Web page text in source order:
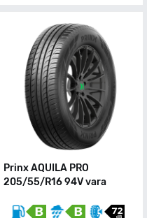
Prinx AQUILA PRO
205/55/R16 94V vara